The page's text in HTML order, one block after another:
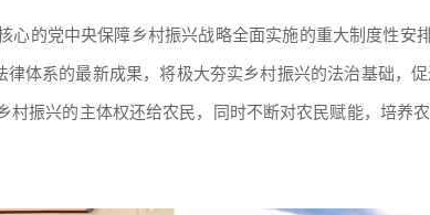
心的党中央保障乡村振兴战略全面实施的重大制度性
体系的最新成果，将极大夯实乡村振兴的法治基础，
振兴的主体权还给农民，同时不断对农民赋能，培养